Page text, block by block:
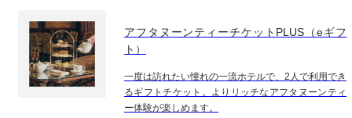
アフタヌーンティーチケットPLUS（eギフ
ト）
一度は訪れたい憧れの一流ホテルで、2人で利用でき
るギフトチケット。よりリッチなアフタヌーンティ
ー体験が楽しめます。